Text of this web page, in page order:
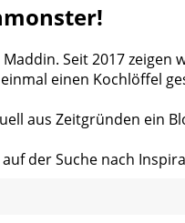
Seit 2017
einen Kochlöffel
aus Zeitgründen ein
der Suche nach